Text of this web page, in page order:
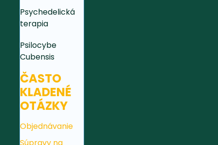
Psychedelická
terapia
Psilocybe
Cubensis
ČASTO
KLADENÉ
OTÁZKY
Objednávanie